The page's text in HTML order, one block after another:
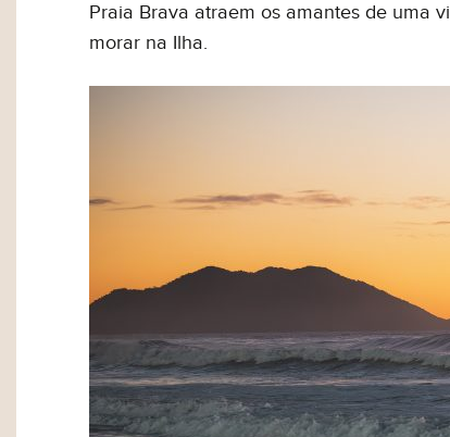
Olá, então, curtiu
ou
Praia Brava atraem os amantes de uma
morar na Ilha.